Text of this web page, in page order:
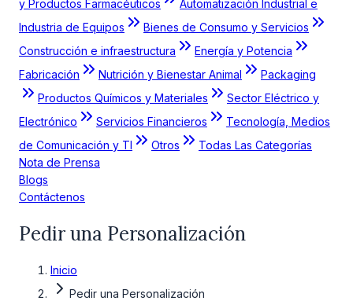
y Productos Farmacéuticos
Automatización Industrial e
Industria de Equipos
Bienes de Consumo y Servicios
Construcción e infraestructura
Energía y Potencia
Fabricación
Nutrición y Bienestar Animal
Packaging
Productos Químicos y Materiales
Sector Eléctrico y
Electrónico
Servicios Financieros
Tecnología, Medios
de Comunicación y TI
Otros
Todas Las Categorías
Nota de Prensa
Blogs
Contáctenos
Pedir una Personalización
Inicio
Pedir una Personalización